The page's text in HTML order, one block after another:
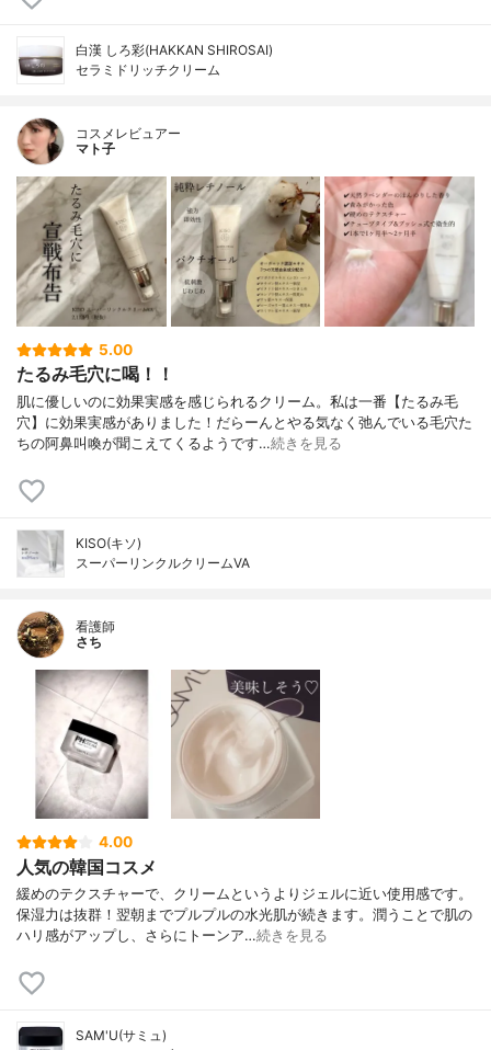
白漢 しろ彩(HAKKAN SHIROSAI)
セラミドリッチクリーム
コスメレビュアー
マト子
5.00
たるみ毛穴に喝！！
肌に優しいのに効果実感を感じられるクリーム。私は一番【たるみ毛
穴】に効果実感がありました！だらーんとやる気なく弛んでいる毛穴た
ちの阿鼻叫喚が聞こえてくるようです…続きを見る
KISO(キソ)
スーパーリンクルクリームVA
看護師
さち
4.00
人気の韓国コスメ
緩めのテクスチャーで、クリームというよりジェルに近い使用感です。
保湿力は抜群！翌朝までプルプルの水光肌が続きます。潤うことで肌の
ハリ感がアップし、さらにトーンア…続きを見る
SAM'U(サミュ)